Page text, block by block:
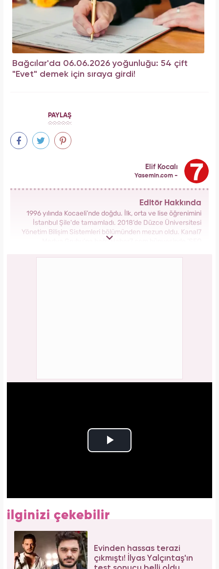
Bağcılar'da 06.06.2026 yoğunluğu: 54 çift
"Evet" demek için sıraya girdi!
PAYLAŞ
Elif Kocalı
Yasemin.com -
Editör Hakkında
1996 yılında Kocaeli’nde doğdu. İlk, orta ve lise öğrenimini
İstanbul Şile'de tamamladı. 2018’de Düzce Üniversitesi
Yönetim Bilişim Sistemleri bölümünden mezun oldu. Kanal7
Medya Grubu’na bağlı Haber7.com bünyesinde ‘SEO
ilginizi çekebilir
Evinden hassas terazi
çıkmıştı! İlyas Yalçıntaş'ın